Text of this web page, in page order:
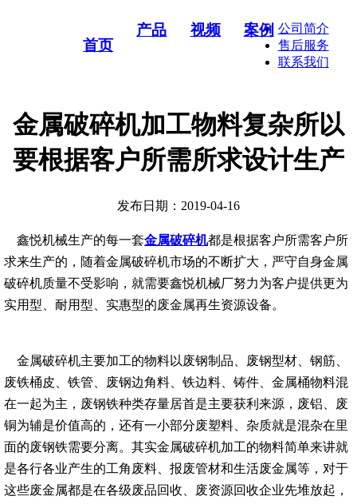
首页
产品 视频 案例 公司简介
售后服务
联系我们
金属破碎机加工物料复杂所以
要根据客户所需所求设计生产
发布日期：2019-04-16
鑫悦机械生产的每一套金属破碎机都是根据客户所需客户所
求来生产的，随着金属破碎机市场的不断扩大，严守自身金属
破碎机质量不受影响，就需要鑫悦机械厂努力为客户提供更为
实用型、耐用型、实惠型的废金属再生资源设备。
金属破碎机主要加工的物料以废钢制品、废钢型材、钢筋、
废铁桶皮、铁管、废钢边角料、铁边料、铸件、金属桶物料混
在一起为主，废钢铁种类存量居首是主要获利来源，废铝、废
铜为辅是价值高的，还有一小部分废塑料、杂质就是混杂在里
面的废钢铁需要分离。其实金属破碎机加工的物料简单来讲就
是各行各业产生的工角废料、报废管材和生活废金属等，对于
这些废金属都是在各级废品回收、废资源回收企业先堆放起，